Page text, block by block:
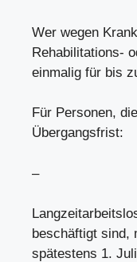
Wer wegen
Rehabilitations-
einmalig für bis
Für Personen,
Übergangsfrist:
–
beschäftigt sind,
spätestens 1.